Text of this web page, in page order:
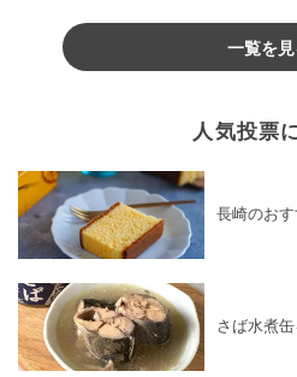
一覧を
人気投票
長崎のお
さば水煮